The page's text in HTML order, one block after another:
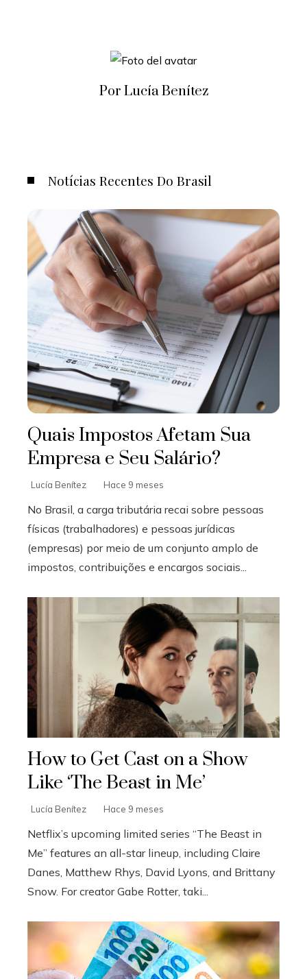
Por Lucía Benítez
Notícias Recentes Do Brasil
Quais Impostos Afetam Sua
Empresa e Seu Salário?
Lucía Benítez Hace 9 meses
No Brasil, a carga tributária recai sobre pessoas
físicas (trabalhadores) e pessoas jurídicas
(empresas) por meio de um conjunto amplo de
impostos, contribuições e encargos sociais...
How to Get Cast on a Show
Like ‘The Beast in Me’
Lucía Benítez Hace 9 meses
Netflix’s upcoming limited series “The Beast in
Me” features an all-star lineup, including Claire
Danes, Matthew Rhys, David Lyons, and Brittany
Snow. For creator Gabe Rotter, taki...